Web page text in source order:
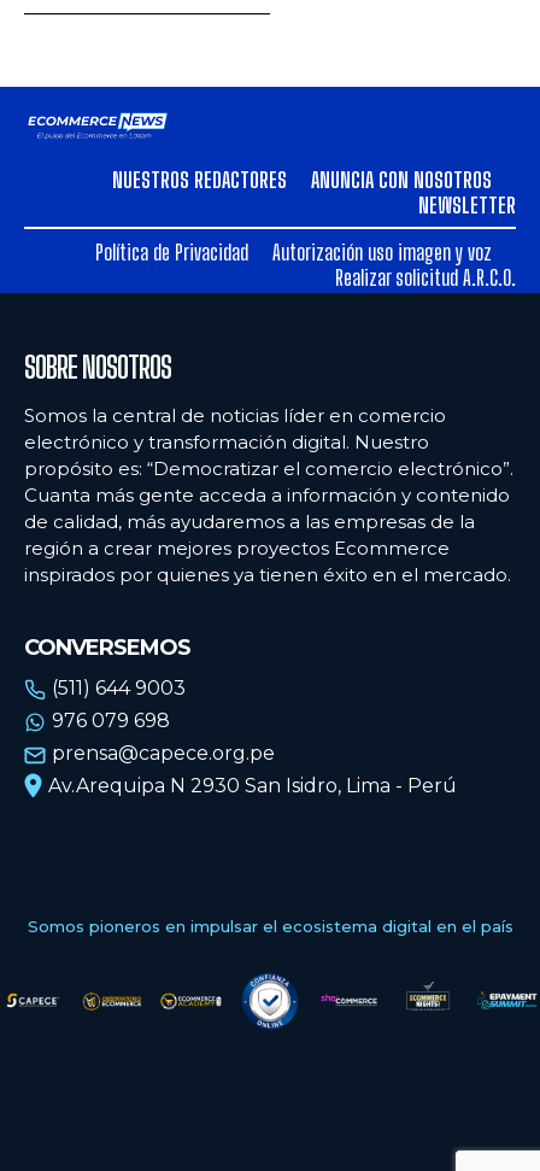
NUESTROS REDACTORES
ANUNCIA CON NOSOTROS
NEWSLETTER
Política de Privacidad
Autorización uso imagen y voz
Realizar solicitud A.R.C.O.
SOBRE NOSOTROS
Somos la central de noticias líder en comercio
electrónico y transformación digital. Nuestro
propósito es: “Democratizar el comercio electrónico”.
Cuanta más gente acceda a información y contenido
de calidad, más ayudaremos a las empresas de la
región a crear mejores proyectos Ecommerce
inspirados por quienes ya tienen éxito en el mercado.
CONVERSEMOS
(511) 644 9003
976 079 698
prensa@capece.org.pe
Av.Arequipa N 2930 San Isidro, Lima - Perú
Somos pioneros en impulsar el ecosistema digital en el país